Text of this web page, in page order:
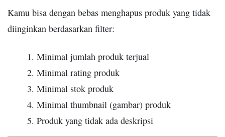
Kamu bisa dengan bebas menghapus produk yang tidak
diinginkan berdasarkan filter:
Minimal jumlah produk terjual
Minimal rating produk
Minimal stok produk
Minimal thumbnail (gambar) produk
Produk yang tidak ada deskripsi